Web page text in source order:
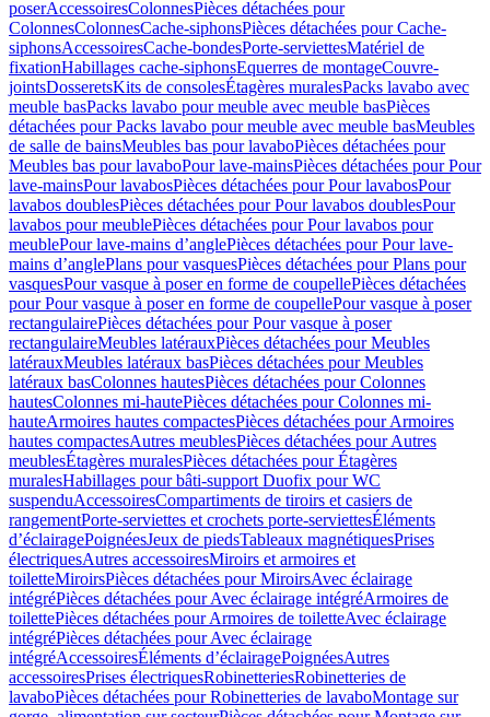
poserAccessoiresColonnesPièces détachées pour
ColonnesColonnesCache-siphonsPièces détachées pour Cache-
siphonsAccessoiresCache-bondesPorte-serviettesMatériel de
fixationHabillages cache-siphonsEquerres de montageCouvre-
jointsDosseretsKits de consolesÉtagères muralesPacks lavabo avec
meuble basPacks lavabo pour meuble avec meuble basPièces
détachées pour Packs lavabo pour meuble avec meuble basMeubles
de salle de bainsMeubles bas pour lavaboPièces détachées pour
Meubles bas pour lavaboPour lave-mainsPièces détachées pour Pour
lave-mainsPour lavabosPièces détachées pour Pour lavabosPour
lavabos doublesPièces détachées pour Pour lavabos doublesPour
lavabos pour meublePièces détachées pour Pour lavabos pour
meublePour lave-mains d’anglePièces détachées pour Pour lave-
mains d’anglePlans pour vasquesPièces détachées pour Plans pour
vasquesPour vasque à poser en forme de coupellePièces détachées
pour Pour vasque à poser en forme de coupellePour vasque à poser
rectangulairePièces détachées pour Pour vasque à poser
rectangulaireMeubles latérauxPièces détachées pour Meubles
latérauxMeubles latéraux basPièces détachées pour Meubles
latéraux basColonnes hautesPièces détachées pour Colonnes
hautesColonnes mi-hautePièces détachées pour Colonnes mi-
hauteArmoires hautes compactesPièces détachées pour Armoires
hautes compactesAutres meublesPièces détachées pour Autres
meublesÉtagères muralesPièces détachées pour Étagères
muralesHabillages pour bâti-support Duofix pour WC
suspenduAccessoiresCompartiments de tiroirs et casiers de
rangementPorte-serviettes et crochets porte-serviettesÉléments
d’éclairagePoignéesJeux de piedsTableaux magnétiquesPrises
électriquesAutres accessoiresMiroirs et armoires et
toiletteMiroirsPièces détachées pour MiroirsAvec éclairage
intégréPièces détachées pour Avec éclairage intégréArmoires de
toilettePièces détachées pour Armoires de toiletteAvec éclairage
intégréPièces détachées pour Avec éclairage
intégréAccessoiresÉléments d’éclairagePoignéesAutres
accessoiresPrises électriquesRobinetteriesRobinetteries de
lavaboPièces détachées pour Robinetteries de lavaboMontage sur